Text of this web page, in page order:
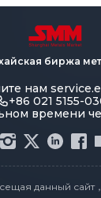
биржа
нам
+86 021 5155-
времени
данный сайт